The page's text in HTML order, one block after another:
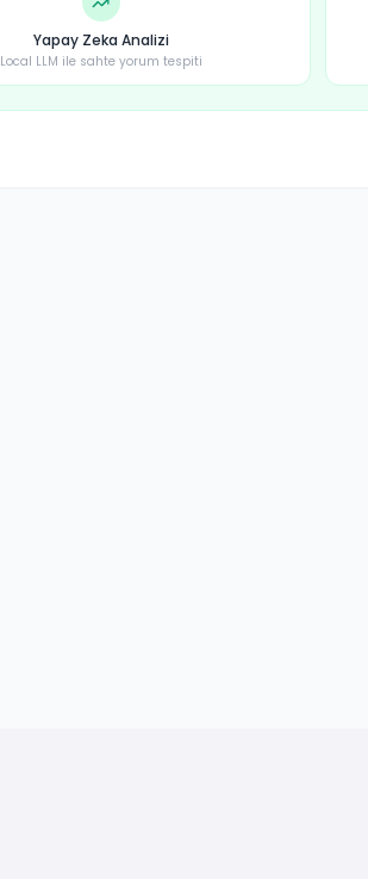
Yapay Zeka Analizi
Local LLM ile sahte yorum tespiti